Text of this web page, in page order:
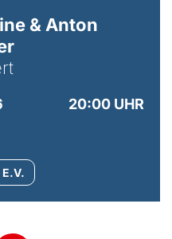
& Anton
20:00 UHR
E.V.